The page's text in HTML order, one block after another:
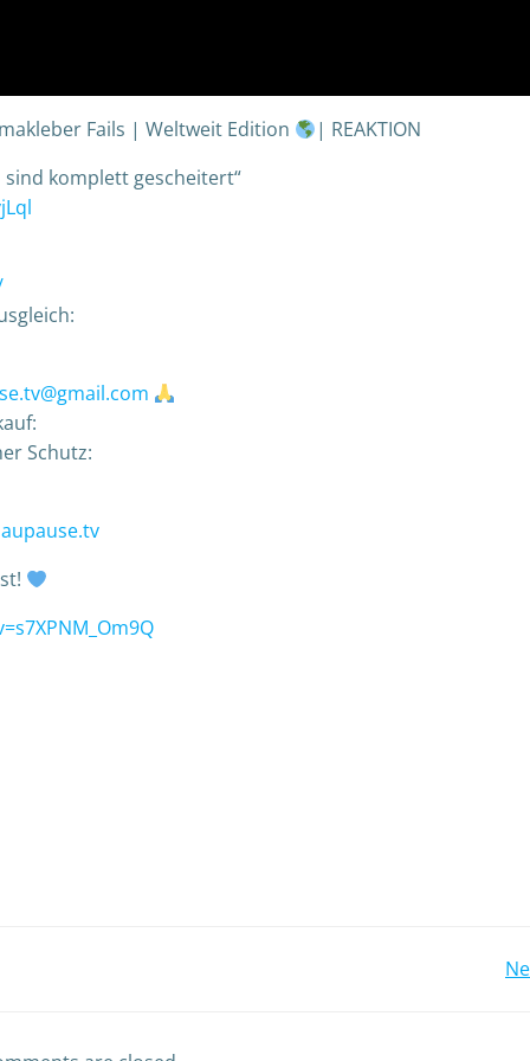
Fails | Weltweit Edition
| REAKTION
sind komplett gescheitert“
Schutz: